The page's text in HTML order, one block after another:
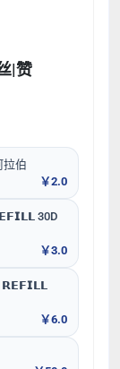
伯套餐】 粉丝|赞
拉伯
￥2.0
30D
￥3.0
𝗥𝗘𝗙𝗜𝗟𝗟
￥6.0